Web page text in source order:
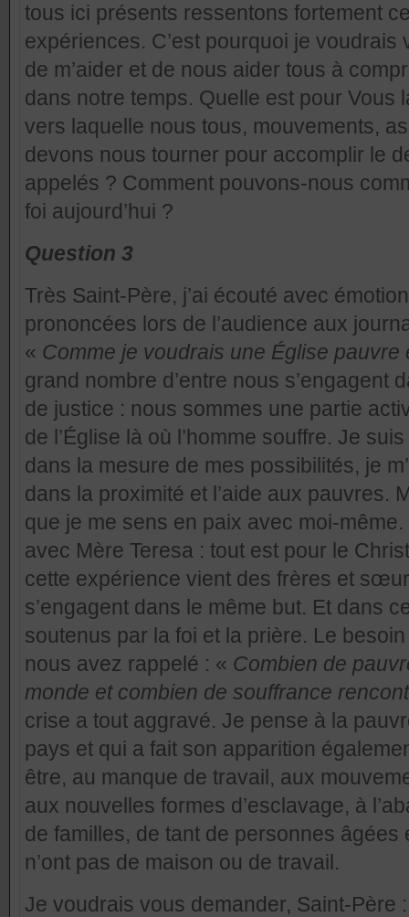
tous ici présents ressentons fortement
expériences. C’est pourquoi je
de m’aider et de nous aider tous à
dans notre temps. Quelle est pour Vous
vers laquelle nous tous, mouvements,
devons nous tourner pour accomplir le
appelés ? Comment pouvons-nous
foi aujourd’hui ?
Question 3
Très Saint-Père, j’ai écouté avec
prononcées lors de l’audience aux
« Comme je voudrais une Église pauvre
grand nombre d’entre nous
de justice : nous sommes une partie
de l’Église là où l’homme souffre. Je
dans la mesure de mes possibilités, je
dans la proximité et l’aide aux pauvres.
que je me sens en paix avec moi-
avec Mère Teresa : tout est pour le
cette expérience vient des frères et
s’engagent dans le même but. Et dans
soutenus par la foi et la prière. Le
nous avez rappelé : « Combien de
monde et combien de souffrance
crise a tout aggravé. Je pense à la
pays et qui a fait son apparition
être, au manque de travail, aux
aux nouvelles formes d’esclavage, à
de familles, de tant de personnes
n’ont pas de maison ou de travail.
Je voudrais vous demander, Saint-Père